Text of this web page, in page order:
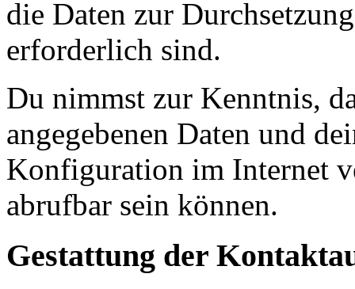
die Daten zur
erforderlich sind.
Du nimmst zur Kenntnis,
angegebenen Daten und
Konfiguration im Internet
abrufbar sein können.
Gestattung der